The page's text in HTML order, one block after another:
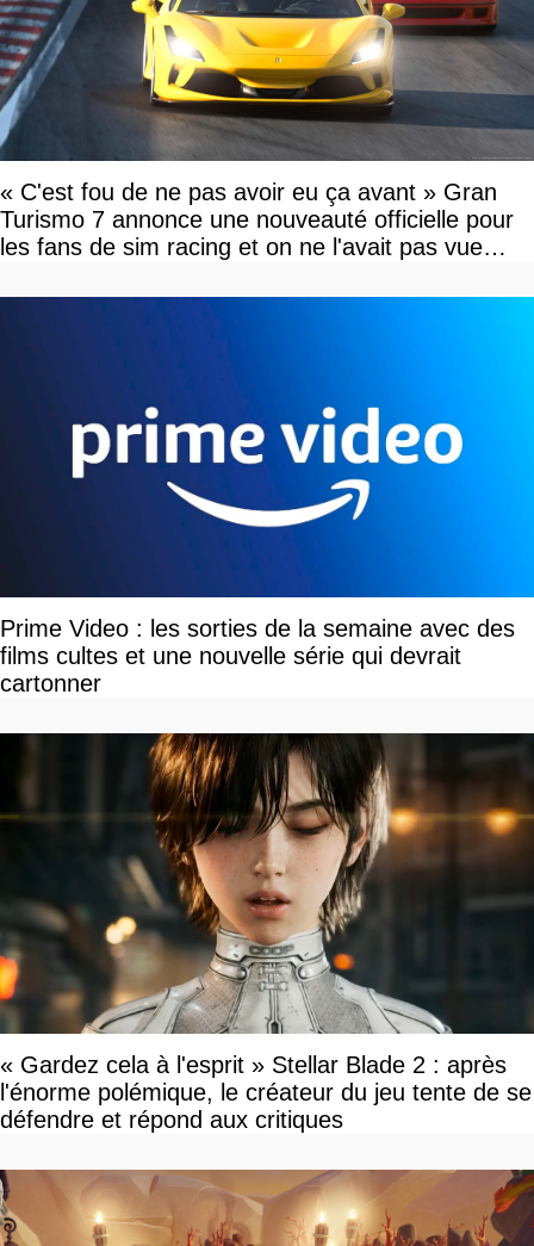
« C'est fou de ne pas avoir eu ça avant » Gran
Turismo 7 annonce une nouveauté officielle pour
les fans de sim racing et on ne l'avait pas vue
Prime Video : les sorties de la semaine avec des
films cultes et une nouvelle série qui devrait
cartonner
« Gardez cela à l'esprit » Stellar Blade 2 : après
l'énorme polémique, le créateur du jeu tente de se
défendre et répond aux critiques